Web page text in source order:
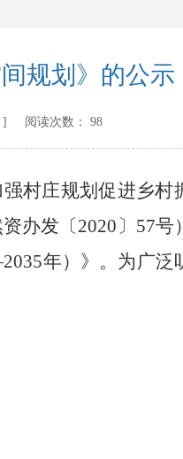
规划》的公示
阅读次数： 98
村庄规划促进乡村
办发〔2020 〕 57号
年）》 。 为广泛